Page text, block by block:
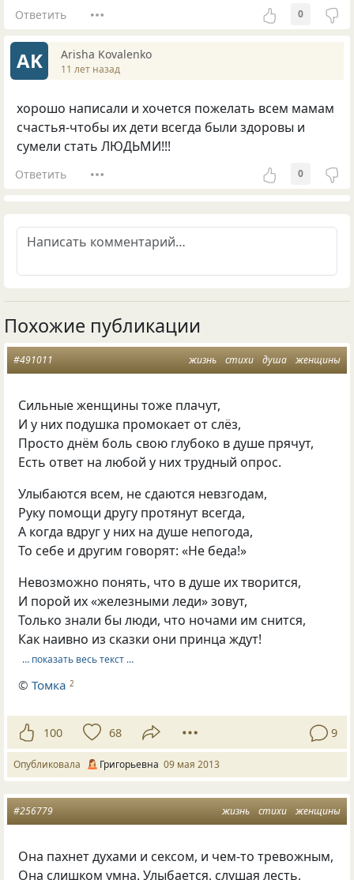
Ответить 0
AK Arisha Kovalenko
11 лет назад
хорошо написали и хочется пожелать всем мамам
счастья-чтобы их дети всегда были здоровы и
сумели стать ЛЮДЬМИ!!!
Ответить 0
Похожие публикации
жизнь стихи душа женщины
#491011
Сильные женщины тоже плачут,
И у них подушка промокает от слёз,
Просто днём боль свою глубоко в душе прячут,
Есть ответ на любой у них трудный опрос.
Улыбаются всем, не сдаются невзгодам,
Руку помощи другу протянут всегда,
А когда вдруг у них на душе непогода,
То себе и другим говорят: «Не беда!»
Невозможно понять, что в душе их творится,
И порой их «железными леди» зовут,
Только знали бы люди, что ночами им снится,
Как наивно из сказки они принца ждут!
… показать весь текст …
©Томка 2
100 68 9
Опубликовала Григорьевна 09 мая 2013
жизнь стихи женщины
#256779
Она пахнет духами и сексом, и чем-то тревожным,
Она слишком умна. Улыбается, слушая лесть,